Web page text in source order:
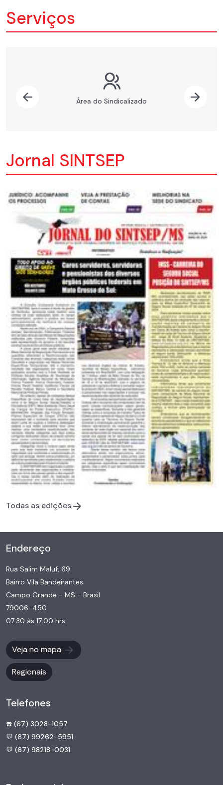
Serviços
Área do Sindicalizado
Jornal SINTSEP
Todas as edições
Endereço
Rua Salim Maluf, 69
Bairro Vila Bandeirantes
Campo Grande - MS - Brasil
79006-450
07:30 às 17:00 hrs
Veja no mapa
Regionais
Telefones
☎️ (67) 3028-1057
💬 (67) 99262-5951
💬 (67) 98218-0031